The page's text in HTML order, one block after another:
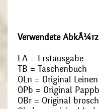
Verwendete
EA = Erstausgabe
TB = Taschenbuch
OLn = Original Leinen
OPb = Original
OBr = Original